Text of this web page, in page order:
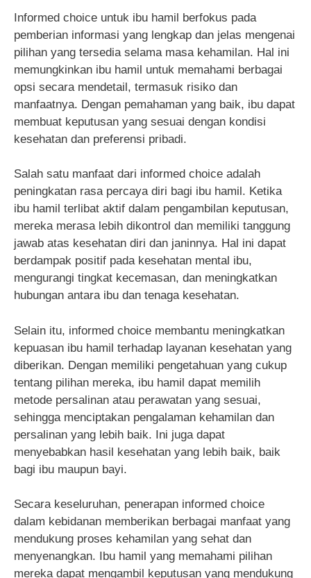
Informed choice untuk ibu hamil berfokus pada
pemberian informasi yang lengkap dan jelas mengenai
pilihan yang tersedia selama masa kehamilan. Hal ini
memungkinkan ibu hamil untuk memahami berbagai
opsi secara mendetail, termasuk risiko dan
manfaatnya. Dengan pemahaman yang baik, ibu dapat
membuat keputusan yang sesuai dengan kondisi
kesehatan dan preferensi pribadi.
Salah satu manfaat dari informed choice adalah
peningkatan rasa percaya diri bagi ibu hamil. Ketika
ibu hamil terlibat aktif dalam pengambilan keputusan,
mereka merasa lebih dikontrol dan memiliki tanggung
jawab atas kesehatan diri dan janinnya. Hal ini dapat
berdampak positif pada kesehatan mental ibu,
mengurangi tingkat kecemasan, dan meningkatkan
hubungan antara ibu dan tenaga kesehatan.
Selain itu, informed choice membantu meningkatkan
kepuasan ibu hamil terhadap layanan kesehatan yang
diberikan. Dengan memiliki pengetahuan yang cukup
tentang pilihan mereka, ibu hamil dapat memilih
metode persalinan atau perawatan yang sesuai,
sehingga menciptakan pengalaman kehamilan dan
persalinan yang lebih baik. Ini juga dapat
menyebabkan hasil kesehatan yang lebih baik, baik
bagi ibu maupun bayi.
Secara keseluruhan, penerapan informed choice
dalam kebidanan memberikan berbagai manfaat yang
mendukung proses kehamilan yang sehat dan
menyenangkan. Ibu hamil yang memahami pilihan
mereka dapat mengambil keputusan yang mendukung